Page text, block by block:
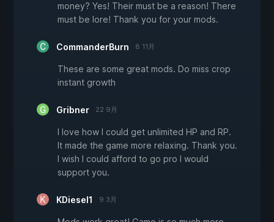
money? Yes! Their must be a reason! There
must be lore! Thank you for your mods.
CommanderBurn 8 11月
These are some great mods. Do miss crop
instant growth
Gribner 22 9月
I love how I could get unlimited HP and RP.
It made the game more relaxing. Thank you.
I wish I could afford to go pro I would
support you.
KDiesel1 9 3月